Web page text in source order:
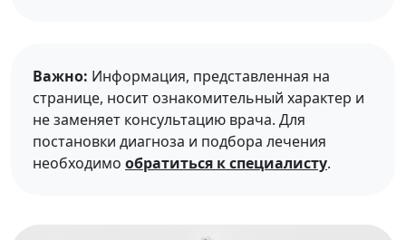
Важно: Информация, представленная на
странице, носит ознакомительный характер и
не заменяет консультацию врача. Для
постановки диагноза и подбора лечения
необходимо обратиться к специалисту.